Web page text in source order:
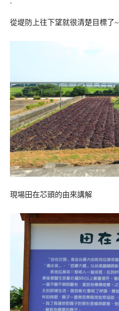
從堤防上往下望就很清楚目標了~
現場田在芯頭的由來講解